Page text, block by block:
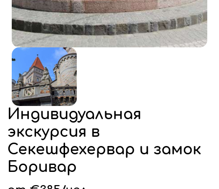
Индивидуальная
экскурсия в
Секешфехервар и замок
Боривар